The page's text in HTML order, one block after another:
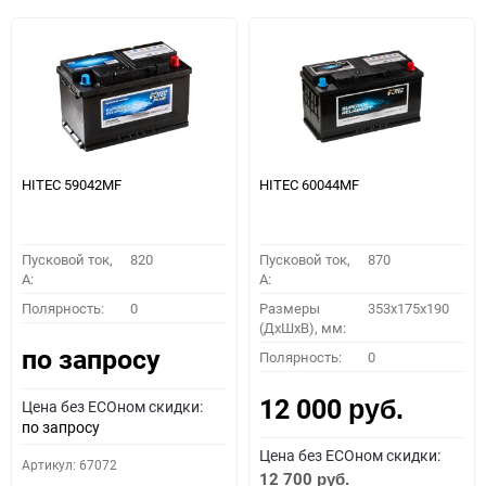
HITEC 59042MF
Пусковой ток,
A:
820
Полярность: 0
по запросу
Цена без ECOном скидки:
по запросу
Артикул: 67072
HITEC 60044MF
Пусковой ток,
A:
870
Размеры
(ДхШхВ), мм:
353x175x190
Полярность: 0
12 000 руб.
Цена без ECOном скидки:
12 700 руб.